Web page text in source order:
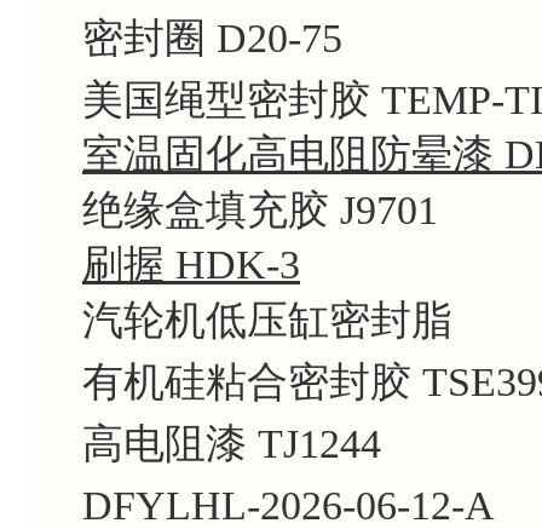
密封圈 D20-75
美国绳型密封胶 TEMP-
室温固化高电阻防晕漆
绝缘盒填充胶 J9701
刷握 HDK-3
汽轮机低压缸密封脂
有机硅粘合密封胶
高电阻漆 TJ1244
DFYLHL-2026-06-12-A